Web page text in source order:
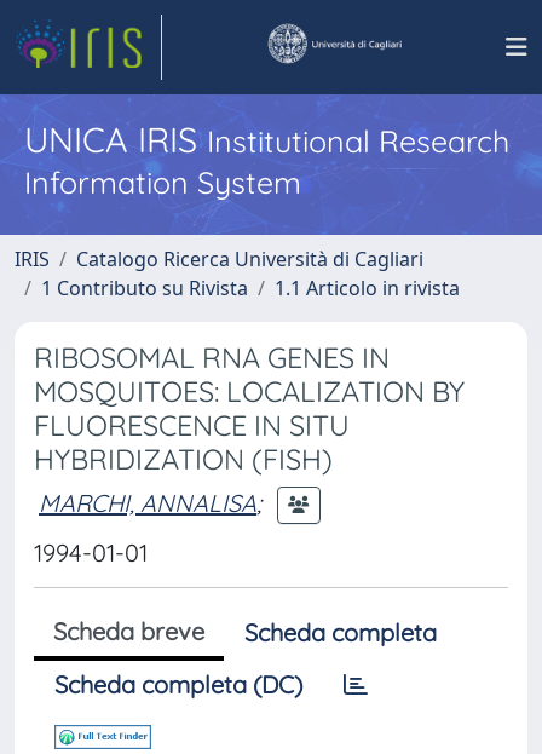
UNICA IRISInstitutional Research
Information System
IRIS
Catalogo Ricerca Università di Cagliari
1 Contributo su Rivista
1.1 Articolo in rivista
RIBOSOMAL RNA GENES IN
MOSQUITOES: LOCALIZATION BY
FLUORESCENCE IN SITU
HYBRIDIZATION (FISH)
MARCHI, ANNALISA;
1994-01-01
Scheda breve
Scheda completa
Scheda completa (DC)